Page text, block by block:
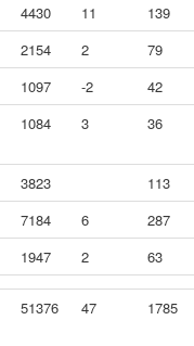
4430 11 139
2154 2 79
1097 -2 42
1084 3 36
3823 113
7184 6 287
1947 2 63
51376 47 1785